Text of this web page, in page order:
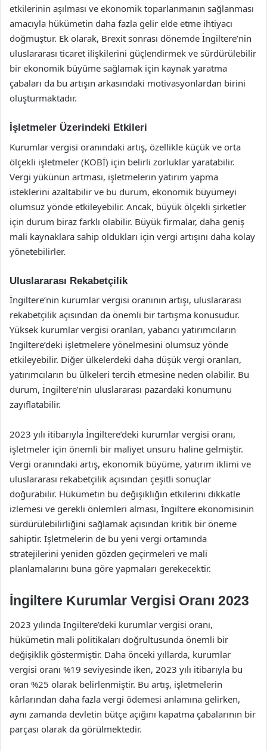
etkilerinin aşılması ve ekonomik toparlanmanın sağlanması
amacıyla hükümetin daha fazla gelir elde etme ihtiyacı
doğmuştur. Ek olarak, Brexit sonrası dönemde İngiltere’nin
uluslararası ticaret ilişkilerini güçlendirmek ve sürdürülebilir
bir ekonomik büyüme sağlamak için kaynak yaratma
çabaları da bu artışın arkasındaki motivasyonlardan birini
oluşturmaktadır.
İşletmeler Üzerindeki Etkileri
Kurumlar vergisi oranındaki artış, özellikle küçük ve orta
ölçekli işletmeler (KOBİ) için belirli zorluklar yaratabilir.
Vergi yükünün artması, işletmelerin yatırım yapma
isteklerini azaltabilir ve bu durum, ekonomik büyümeyi
olumsuz yönde etkileyebilir. Ancak, büyük ölçekli şirketler
için durum biraz farklı olabilir. Büyük firmalar, daha geniş
mali kaynaklara sahip oldukları için vergi artışını daha kolay
yönetebilirler.
Uluslararası Rekabetçilik
İngiltere’nin kurumlar vergisi oranının artışı, uluslararası
rekabetçilik açısından da önemli bir tartışma konusudur.
Yüksek kurumlar vergisi oranları, yabancı yatırımcıların
İngiltere’deki işletmelere yönelmesini olumsuz yönde
etkileyebilir. Diğer ülkelerdeki daha düşük vergi oranları,
yatırımcıların bu ülkeleri tercih etmesine neden olabilir. Bu
durum, İngiltere’nin uluslararası pazardaki konumunu
zayıflatabilir.
2023 yılı itibarıyla İngiltere’deki kurumlar vergisi oranı,
işletmeler için önemli bir maliyet unsuru haline gelmiştir.
Vergi oranındaki artış, ekonomik büyüme, yatırım iklimi ve
uluslararası rekabetçilik açısından çeşitli sonuçlar
doğurabilir. Hükümetin bu değişikliğin etkilerini dikkatle
izlemesi ve gerekli önlemleri alması, İngiltere ekonomisinin
sürdürülebilirliğini sağlamak açısından kritik bir öneme
sahiptir. İşletmelerin de bu yeni vergi ortamında
stratejilerini yeniden gözden geçirmeleri ve mali
planlamalarını buna göre yapmaları gerekecektir.
İngiltere Kurumlar Vergisi Oranı 2023
2023 yılında İngiltere’deki kurumlar vergisi oranı,
hükümetin mali politikaları doğrultusunda önemli bir
değişiklik göstermiştir. Daha önceki yıllarda, kurumlar
vergisi oranı %19 seviyesinde iken, 2023 yılı itibarıyla bu
oran %25 olarak belirlenmiştir. Bu artış, işletmelerin
kârlarından daha fazla vergi ödemesi anlamına gelirken,
aynı zamanda devletin bütçe açığını kapatma çabalarının bir
parçası olarak da görülmektedir.